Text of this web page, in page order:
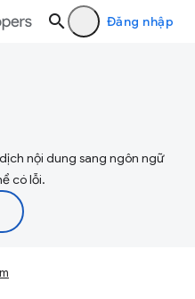
Đăng nhập
nội dung sang ngôn ngữ
có lỗi.